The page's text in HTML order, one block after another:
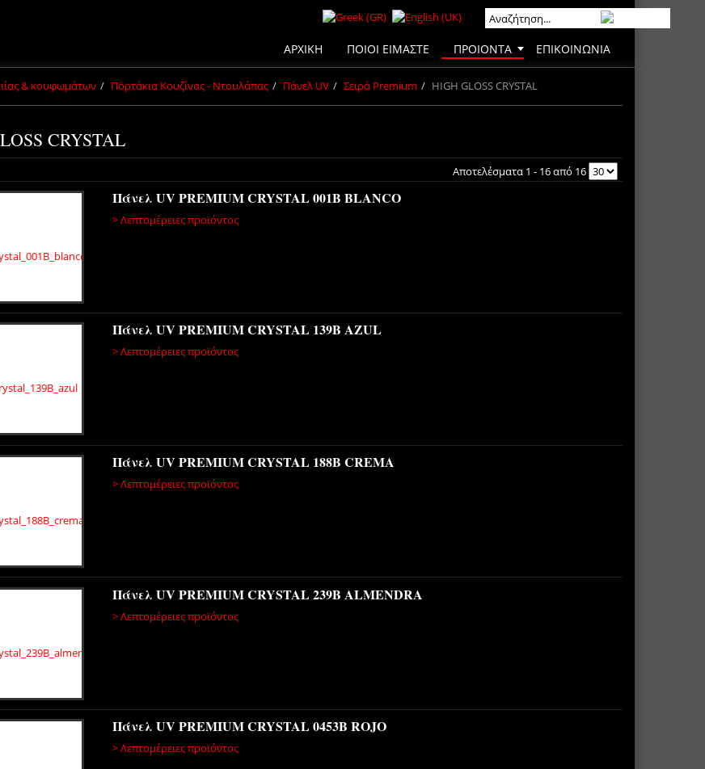
ΑΡΧΙΚΗ ΠΟΙΟΙ ΕΙΜΑΣΤΕ ΠΡΟΙΟΝΤΑ ΕΠΙΚΟΙΝΩΝΙΑ
& κουφωμάτων Πορτάκια Κουζίνας - Ντουλάπας Πάνελ UV Σειρά Premium HIGH GLOSS CRYSTAL
CRYSTAL
Αποτελέσματα 1 - 16 από 16
Πάνελ UV PREMIUM CRYSTAL 001B BLANCO
> Λεπτομέρειες προϊόντος
Πάνελ UV PREMIUM CRYSTAL 139B AZUL
> Λεπτομέρειες προϊόντος
Πάνελ UV PREMIUM CRYSTAL 188B CREMA
> Λεπτομέρειες προϊόντος
Πάνελ UV PREMIUM CRYSTAL 239B ALMENDRA
> Λεπτομέρειες προϊόντος
Πάνελ UV PREMIUM CRYSTAL 0453B ROJO
> Λεπτομέρειες προϊόντος